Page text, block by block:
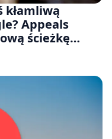
kłamliwą
Appeals
ścieżkę